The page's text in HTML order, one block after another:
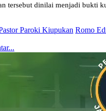
tersebut dinilai menjadi bukti
Paroki Kiupukan Romo